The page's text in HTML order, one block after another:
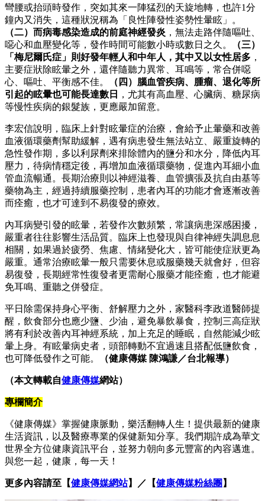
彎腰或抬頭時發作，突如其來一陣猛烈的天旋地轉，也許1分
鐘內又消失，這種狀況稱為「良性陣發性姿勢性暈眩」。
（二）而病毒感染造成的前庭神經發炎 ，無法走路伴隨嘔吐、
噁心和血壓變化等，發作時間可能數小時或數日之久。
（三）
「梅尼爾氏症」則好發年輕人和中年人，其中又以女性居多 ，
主要症狀除眩暈之外，還伴隨聽力異常、耳鳴等，常合併噁
心、嘔吐、平衡感不佳。
（四）腦血管疾病、腫瘤、退化等所
引起的眩暈也可能長達數日
，尤其有高血壓、心臟病、糖尿病
等慢性疾病的銀髮族，更應嚴加留意。
李宏信說明，臨床上針對眩暈症的治療，會給予止暈藥和改善
血液循環藥劑幫助緩解，遇有病患發生無法站立、嚴重旋轉的
急性發作期，多以利尿劑來排除體內的鹽分和水分，降低內耳
壓力，待病情穩定後，再增加血液循環藥物，促進內耳細小血
管血流暢通。長期治療則以神經滋養、血管擴張及抗自由基等
藥物為主，經過持續服藥控制，患者內耳的功能才會逐漸改善
而痊癒，也才可達到不易復發的療效。
內耳病變引發的眩暈，若發作次數頻繁，常讓病患深感困擾，
嚴重者往往影響生活品質。臨床上也發現與自律神經失調息息
相關，如果過於疲勞、焦慮、情緒變化大，皆可能使症狀更為
嚴重。通常治療眩暈一般只需要休息或服藥幾天就會好，但容
易復發，長期經常性復發者更需耐心服藥才能痊癒，也才能避
免耳鳴、重聽之併發症。
平日除需保持身心平衡、舒解壓力之外，家醫科李政道醫師提
醒，飲食部分也應少鹽、少油，避免暴飲暴食，控制三高症狀
將有利於改善內耳神經系統，加上充足的睡眠，自然能減少眩
暈上身。有眩暈病史者，頭部轉動不宜過速且搭配低鹽飲食，
也可降低發作之可能。
（健康傳媒 陳鴻謙／台北報導）
（本文轉載自健康傳媒網站）
專欄簡介
《健康傳媒》掌握健康脈動，樂活翻轉人生！提供最新的健康
生活資訊，以及醫療專業的保健新知分享。我們期許成為華文
世界全方位健康資訊平台，並努力朝向多元豐富的內容邁進。
與您一起，健康，每一天！
更多內容請至【健康傳媒網站】／【健康傳媒粉絲團 】